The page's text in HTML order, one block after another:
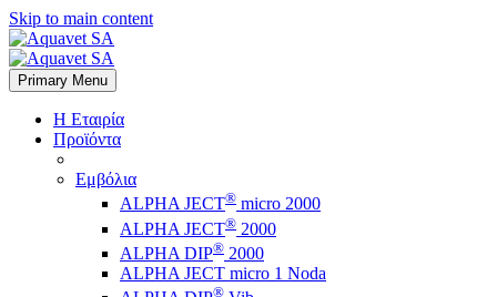
Skip to main content
Primary Menu
Η Εταιρία
Προϊόντα
Εμβόλια
ALPHA JECT® micro 2000
ALPHA JECT® 2000
ALPHA DIP® 2000
ALPHA JECT micro 1 Νoda
®